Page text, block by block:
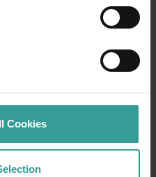
Cookies
de l'Ouest
centre culturel
votre séjour, rien
en pleine
expériences